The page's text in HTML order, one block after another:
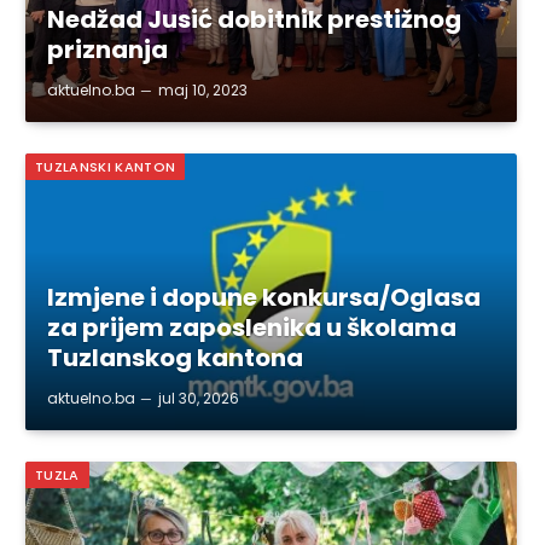
Nedžad Jusić dobitnik prestižnog
priznanja
aktuelno.ba maj 10, 2023
TUZLANSKI KANTON
Izmjene i dopune konkursa/Oglasa
za prijem zaposlenika u školama
Tuzlanskog kantona
aktuelno.ba jul 30, 2026
TUZLA